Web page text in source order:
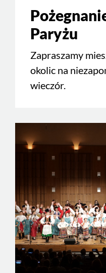
Paryżu
Zapraszamy
okolic na
wieczór.